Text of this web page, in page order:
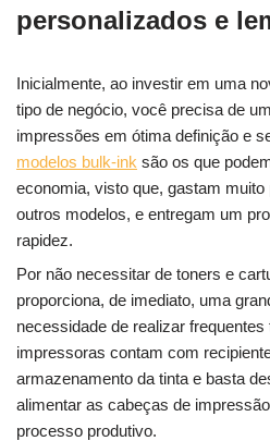
personalizados e
Inicialmente, ao investir em uma
tipo de negócio, você precisa de
impressões em ótima definição e
modelos bulk-ink são os que
economia, visto que, gastam
outros modelos, e entregam um
rapidez.
Por não necessitar de toners e
proporciona, de imediato, uma
necessidade de realizar
impressoras contam com
armazenamento da tinta e basta
alimentar as cabeças de
processo produtivo.